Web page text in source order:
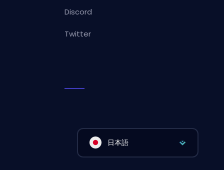
Discord
Twitter
日本語